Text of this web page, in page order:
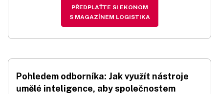
PŘEDPLAŤTE SI EKONOM
S MAGAZÍNEM LOGISTIKA
Pohledem odborníka: Jak využít nástroje
umělé inteligence, aby společnostem